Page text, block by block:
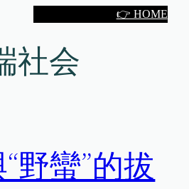
👉 HOME
社会
野蠻”的拔